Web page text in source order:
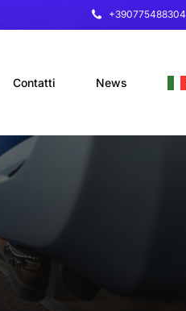
+390775488304
Contatti News